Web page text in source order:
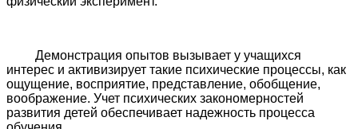
Демонстрация опытов вызывает у учащихся
интерес и активизирует такие психические процессы, как
ощущение, восприятие, представление, обобщение,
воображение. Учет психических закономерностей
развития детей обеспечивает надежность процесса